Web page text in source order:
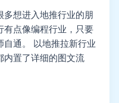
多想进入地推行业的朋
有点像编程行业，只要
自通。 以地推拉新行业
内置了详细的图文流